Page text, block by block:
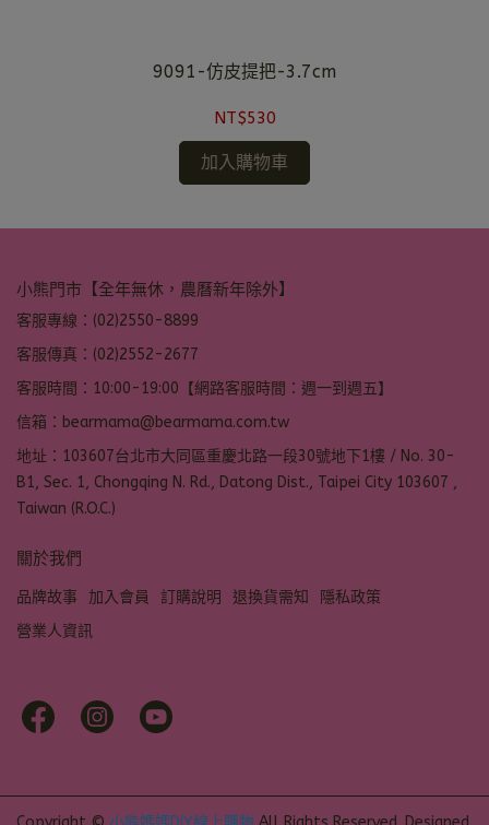
9091-仿皮提把-3.7cm
NT$530
加入購物車
小熊門市【全年無休，農曆新年除外】
客服專線：(02)2550-8899
客服傳真：(02)2552-2677
客服時間：10:00-19:00【網路客服時間：週一到週五】
信箱：bearmama@bearmama.com.tw
地址：103607台北市大同區重慶北路一段30號地下1樓 / No. 30-
B1, Sec. 1, Chongqing N. Rd., Datong Dist., Taipei City 103607 ,
Taiwan (R.O.C.)
關於我們
品牌故事 加入會員 訂購說明 退換貨需知
隱私政策
營業人資訊